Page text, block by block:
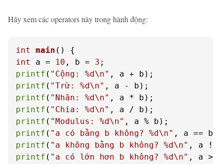
Hãy xem các operators này trong hành động:
int main ()
int
a = 10 , b = 3
printf ( "Cộng: %d\n"
printf ( "Trừ: %d\n"
printf ( "Nhân: %d\n"
printf ( "Chia: %d\n"
printf ( "Modulus: %d\n"
printf ( "a có bằng b không? %d\n"
printf ( "a không bằng b không? %d\n"
printf ( "a có lớn hơn b không? %d\n"